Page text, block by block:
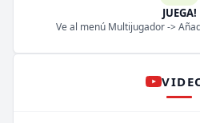
JUEGA!
Ve al menú Multijugador ->